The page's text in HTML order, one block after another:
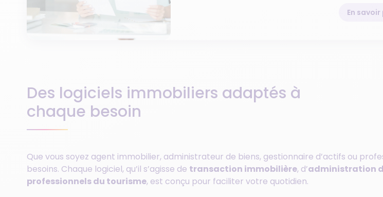
En savoir
Des logiciels immobiliers adaptés à
chaque besoin
Que vous soyez agent immobilier, administrateur de biens, gestionnaire d’actifs ou
besoins. Chaque logiciel, qu’il s’agisse de transaction immobilière, d’administration
professionnels du tourisme, est conçu pour faciliter votre quotidien.